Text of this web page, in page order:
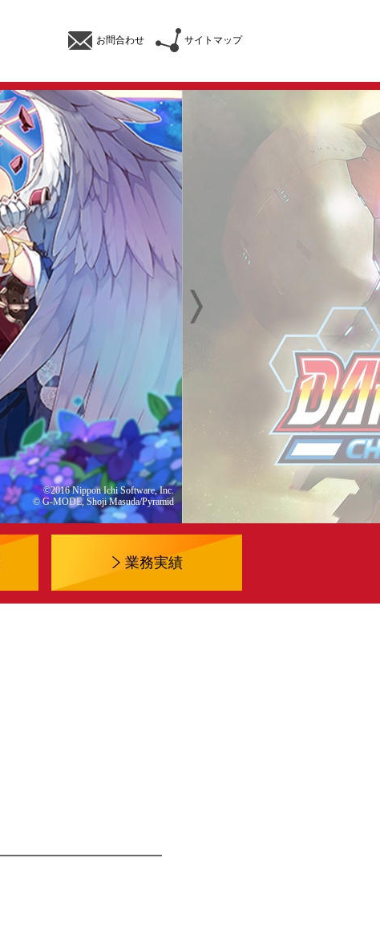
お問合わせ サイトマップ
©2016 Nippon Ichi Software, Inc.
© G-MODE, Shoji Masuda/Pyramid
業務実績